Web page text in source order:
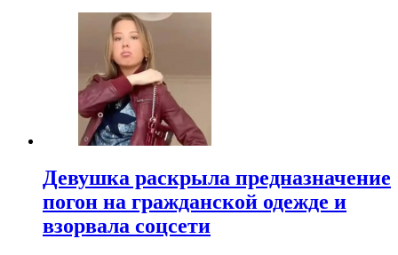
Девушка раскрыла предназначение
погон на гражданской одежде и
взорвала соцсети